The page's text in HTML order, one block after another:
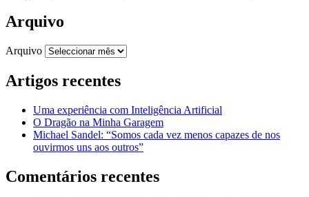
Arquivo
Arquivo
Artigos recentes
Uma experiência com Inteligência Artificial
O Dragão na Minha Garagem
Michael Sandel: “Somos cada vez menos capazes de nos
ouvirmos uns aos outros”
Comentários recentes